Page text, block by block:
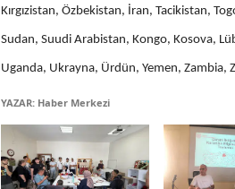
Kırgızistan, Özbekistan, İran, Tacikistan,
Sudan, Suudi Arabistan, Kongo, Kosova,
Uganda, Ukrayna, Ürdün, Yemen, Zambia,
YAZAR: Haber Merkezi